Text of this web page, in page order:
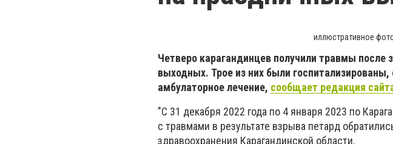
иллюстративное
Четверо карагандинцев получили травмы после
выходных. Трое из них были
амбулаторное лечение, сообщает редакция
"С 31 декабря 2022 года по 4 января 2023 по
с травмами в результате взрыва петард
здравоохранения Карагандинской области.